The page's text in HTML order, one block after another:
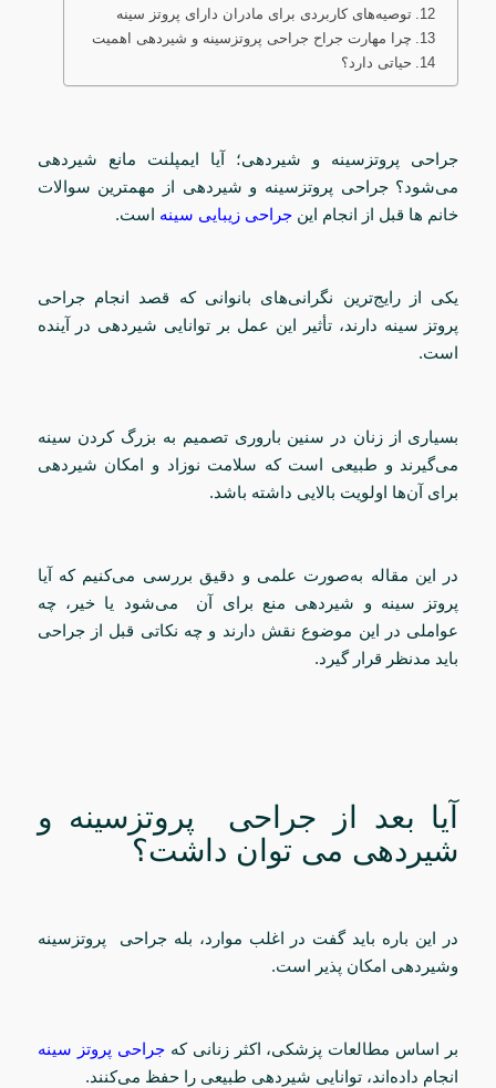
توصیه‌های کاربردی برای مادران دارای پروتز سینه
چرا مهارت جراح جراحی پروتزسینه و شیردهی اهمیت
حیاتی دارد؟
جراحی پروتزسینه و شیردهی؛ آیا ایمپلنت مانع شیردهی
می‌شود؟ جراحی پروتزسینه و شیردهی از مهمترین سوالات
خانم ها قبل از انجام این جراحی زیبایی سینه است.
یکی از رایج‌ترین نگرانی‌های بانوانی که قصد انجام جراحی
پروتز سینه دارند، تأثیر این عمل بر توانایی شیردهی در آینده
است.
بسیاری از زنان در سنین باروری تصمیم به بزرگ کردن سینه
می‌گیرند و طبیعی است که سلامت نوزاد و امکان شیردهی
برای آن‌ها اولویت بالایی داشته باشد.
در این مقاله به‌صورت علمی و دقیق بررسی می‌کنیم که آیا
پروتز سینه و شیردهی منع برای آن می‌شود یا خیر، چه
عواملی در این موضوع نقش دارند و چه نکاتی قبل از جراحی
باید مدنظر قرار گیرد.
آیا بعد از جراحی پروتزسینه و
شیردهی می توان داشت؟
در این باره باید گفت در اغلب موارد، بله جراحی پروتزسینه
وشیردهی امکان پذیر است.
بر اساس مطالعات پزشکی، اکثر زنانی کهجراحی پروتز سینه
انجام داده‌اند، توانایی شیردهی طبیعی را حفظ می‌کنند.